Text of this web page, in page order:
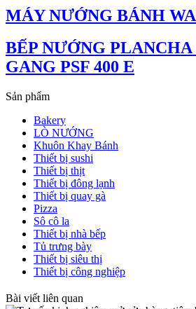
MÁY NƯỚNG BÁNH
BẾP NƯỚNG
GANG PSF 400 E
Sản phẩm
Bakery
LÒ NƯỚNG
Khuôn Khay Bánh
Thiết bị sushi
Thiết bị thịt
Thiết bị đông lạnh
Thiết bị quay gà
Pizza
Sô cô la
Thiết bị nhà bếp
Tủ trưng bày
Thiết bị siêu thị
Thiết bị công nghiệp
Bài viết liên quan